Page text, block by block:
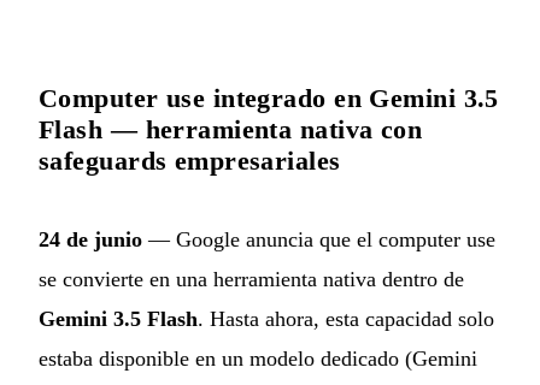
Computer use integrado en Gemini 3.5
Flash — herramienta nativa con
safeguards empresariales
24 de junio — Google anuncia que el computer use
se convierte en una herramienta nativa dentro de
Gemini 3.5 Flash. Hasta ahora, esta capacidad solo
estaba disponible en un modelo dedicado (Gemini